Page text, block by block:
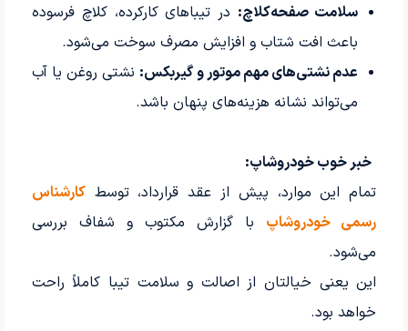
سلامت صفحه‌کلاچ: در تیباهای کارکرده، کلاچ فرسوده
باعث افت شتاب و افزایش مصرف سوخت می‌شود.
عدم نشتی‌های مهم موتور و گیربکس: نشتی روغن یا آب
می‌تواند نشانه هزینه‌های پنهان باشد.
خبر خوب خودرو‌شاپ:
تمام این موارد، پیش از عقد قرارداد، توسطکارشناس
رسمی خودرو‌شاپ با گزارش مکتوب و شفاف بررسی
می‌شود.
این یعنی خیالتان از اصالت و سلامت تیبا کاملاً راحت
خواهد بود.